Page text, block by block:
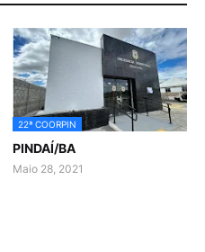
22ª COORPIN
PINDAÍ/BA
Maio 28, 2021